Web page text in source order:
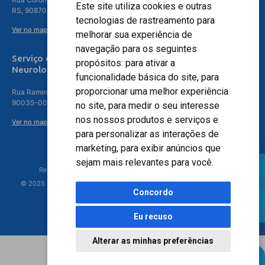
Este site utiliza cookies e outras
tecnologias de rastreamento para
melhorar sua experiência de
navegação para os seguintes
propósitos: para ativar a
funcionalidade básica do site, para
proporcionar uma melhor experiência
no site, para medir o seu interesse
nos nossos produtos e serviços e
para personalizar as interações de
marketing, para exibir anúncios que
sejam mais relevantes para você.
Concordo
Eu recuso
Alterar as minhas preferências
RS, 90870-016
Ver no mapa
Serviço de
Neurologia
Rua Ramiro Barcelos, 630 – 5º andar – Floresta, Porto Alegre – RS,
90035-001
Ver no mapa
Responsável Técnico: Dr. Luiz Antonio Nasi - CREMERS 11217
© 2025 - Hospital Moinhos de Vento - Registro Empresa (CRM-RS): 425